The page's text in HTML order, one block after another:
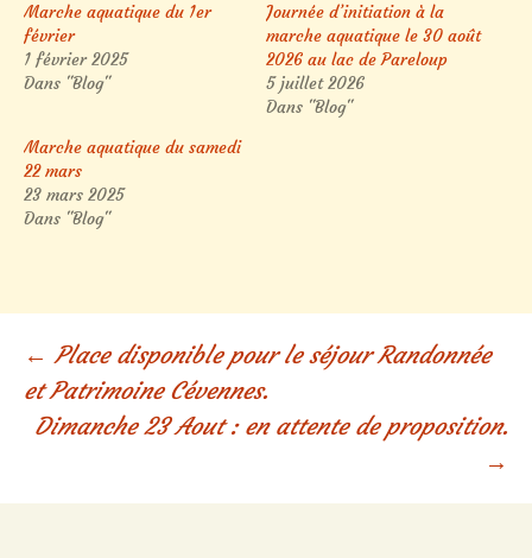
Marche aquatique du 1er
février
1 février 2025
Dans "Blog"
Journée d’initiation à la
marche aquatique le 30 août
2026 au lac de Pareloup
5 juillet 2026
Dans "Blog"
Marche aquatique du samedi
22 mars
23 mars 2025
Dans "Blog"
Navigation
des
articles
← Place disponible pour le séjour Randonnée
et Patrimoine Cévennes.
Dimanche 23 Aout : en attente de proposition.
→